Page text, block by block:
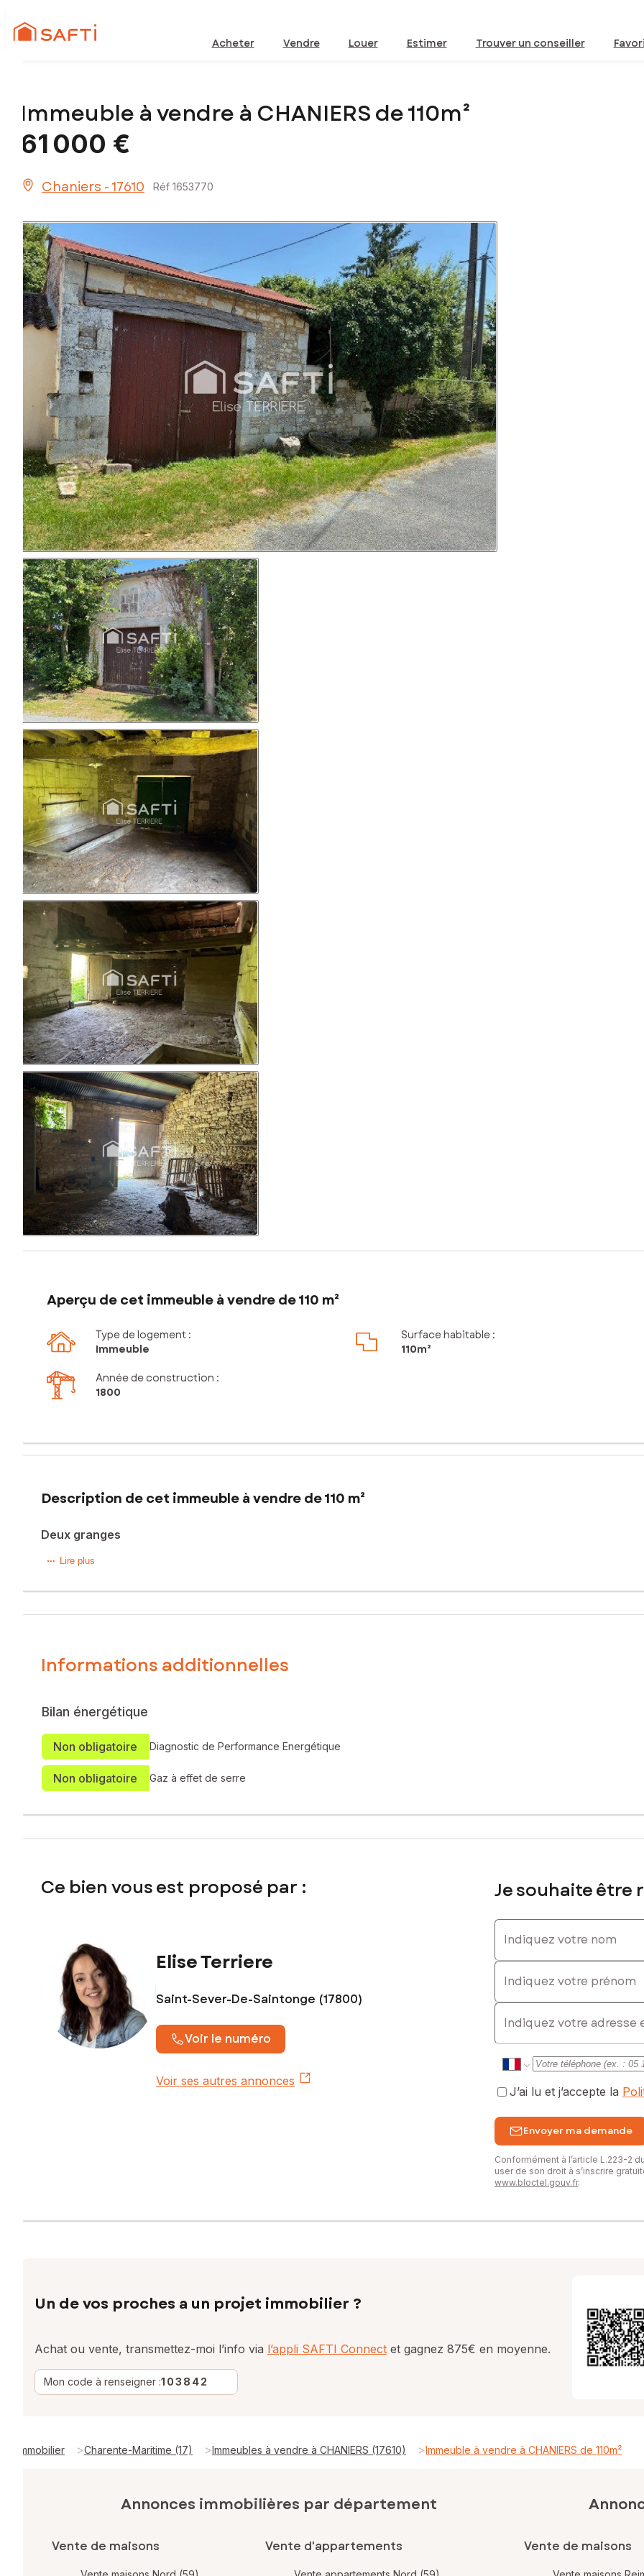
Acheter Vendre Louer Estimer Trouver un conseiller
Immeuble à vendre à CHANIERS de 110m²
61 000 €
Chaniers - 17610 Réf 1653770
Aperçu de cet immeuble à vendre de 110 m²
Type de logement :
Immeuble
Surface habitable :
110m²
Année de construction :
1800
Description de cet immeuble à vendre de 110 m²
Deux granges
Situées à seulement 10 minutes de Saintes 17100 et à 20 minutes de Cognac 16100, sur la commune de Chaniers17610, ces
différents projets : habitation, stockage, atelier ou investissement locatif.
Bien non soumis au DPE.
Les informations sur les risques auxquels ce bien est exposé sont disponibles sur le site Géorisques : www.georisques.gouv.fr
Prix de vente : 61 000 €
Honoraires charge vendeur
Lire plus
Informations additionnelles
Bilan énergétique
Non obligatoire Diagnostic de Performance Energétique
Non obligatoire Gaz à effet de serre
Ce bien vous est proposé par :
Elise Terriere
Saint-Sever-De-Saintonge (17800)
Voir le numéro
Voir ses autres annonces
Je souhaite être
Indiquez votre nom
Indiquez votre prénom
E-mail
J’ai lu et j’accepte la
Envoyer ma demande
Conformément à l’article L.223-2
user de son droit à s’inscrire
www.bloctel.gouv.fr.
Un de vos proches a un projet immobilier ?
Achat ou vente, transmettez-moi l’info via l’appli SAFTI Connect et gagnez 875€ en moyenne.
Mon code à renseigner :103842
Immobilier >Charente-Maritime (17) >Immeubles à vendre à CHANIERS (17610) >Immeuble à vendre à CHANIERS de 110m²
Annonces immobilières par département
Vente de maisons Vente d'appartements Vente de maisons